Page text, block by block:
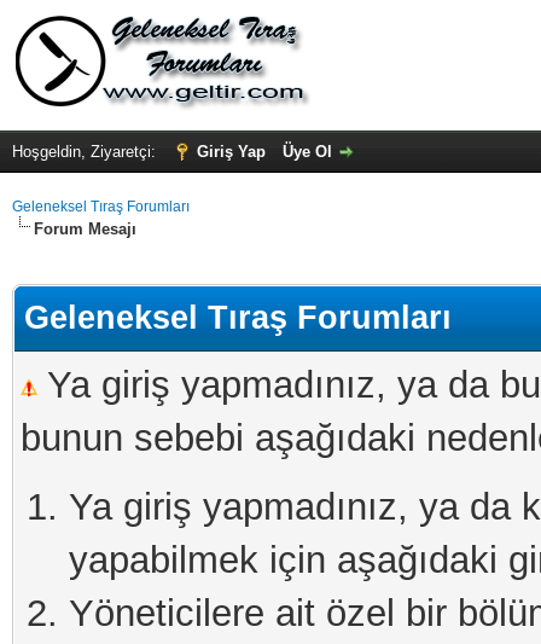
Hoşgeldin, Ziyaretçi: Giriş Yap Üye Ol
Geleneksel Tıraş Forumları
Forum Mesajı
Geleneksel Tıraş Forumları
Ya giriş yapmadınız, ya da
bunun sebebi aşağıdaki
Ya giriş yapmadınız, ya da
yapabilmek için aşağıdaki
Yöneticilere ait özel bir